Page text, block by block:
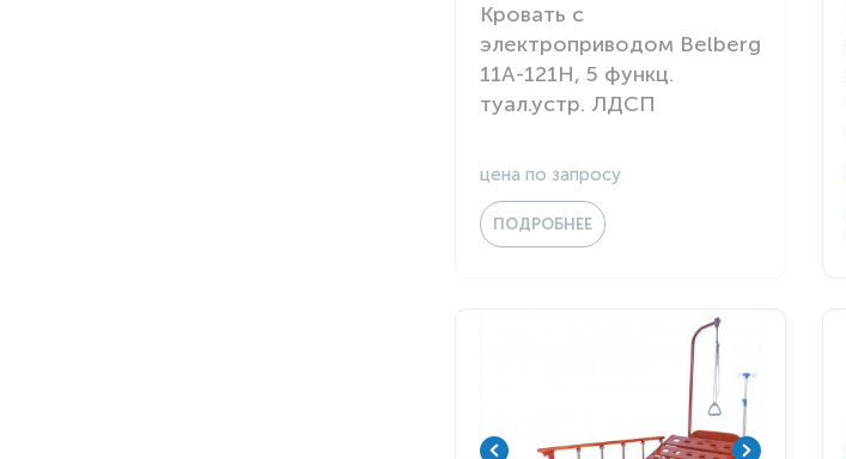
Кровать с
электроприводом Belberg
11A-121Н, 5 функц.
туал.устр. ЛДСП
цена по запросу
ПОДРОБНЕЕ